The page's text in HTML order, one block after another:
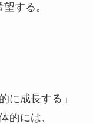
する。
に成長する」
的には、